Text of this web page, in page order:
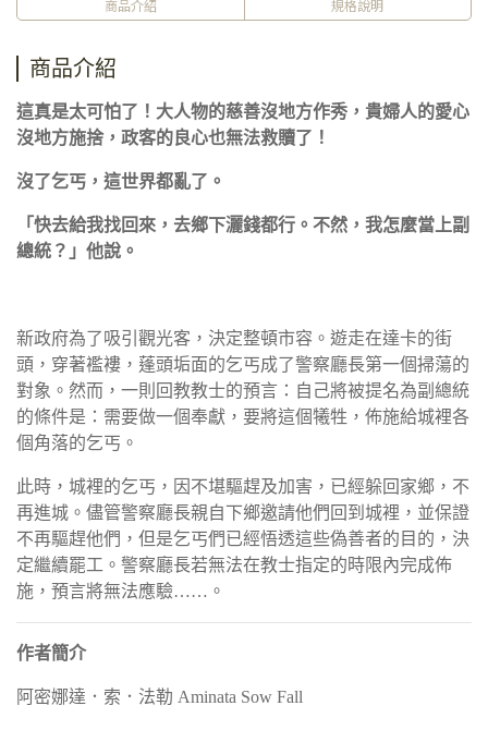
商品介紹 規格說明
商品介紹
這真是太可怕了！大人物的慈善沒地方作秀，貴婦人的愛心
沒地方施捨，政客的良心也無法救贖了！
沒了乞丐，這世界都亂了。
「快去給我找回來，去鄉下灑錢都行。不然，我怎麼當上副
總統？」他說。
新政府為了吸引觀光客，決定整頓市容。遊走在達卡的街
頭，穿著襤褸，蓬頭垢面的乞丐成了警察廳長第一個掃蕩的
對象。然而，一則回教教士的預言：自己將被提名為副總統
的條件是：需要做一個奉獻，要將這個犧牲，佈施給城裡各
個角落的乞丐。
此時，城裡的乞丐，因不堪驅趕及加害，已經躲回家鄉，不
再進城。儘管警察廳長親自下鄉邀請他們回到城裡，並保證
不再驅趕他們，但是乞丐們已經悟透這些偽善者的目的，決
定繼續罷工。警察廳長若無法在教士指定的時限內完成佈
施，預言將無法應驗……。
作者簡介
阿密娜達．索．法勒 Aminata Sow Fall